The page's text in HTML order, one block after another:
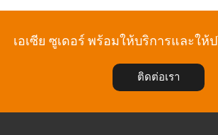
เอเซีย ซูเดอร์ พร้อมให้บริการและใ
ติดต่อเรา